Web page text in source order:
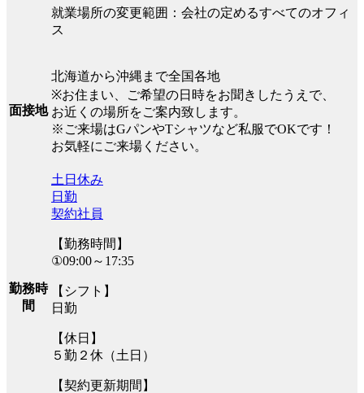
就業場所の変更範囲：会社の定めるすべてのオフィ
ス
面接地
北海道から沖縄まで全国各地
※お住まい、ご希望の日時をお聞きしたうえで、
お近くの場所をご案内致します。
※ご来場はGパンやTシャツなど私服でOKです！
お気軽にご来場ください。
勤務時
間
土日休み
日勤
契約社員
【勤務時間】
①09:00～17:35
【シフト】
日勤
【休日】
５勤２休（土日）
【契約更新期間】